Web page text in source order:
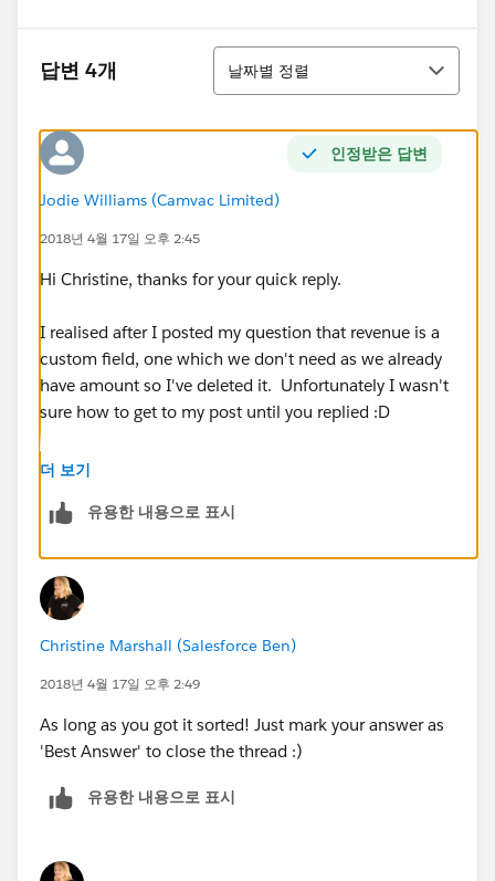
답변 4개
정렬
날짜별 정렬
인정받은 답변
Jodie Williams (Camvac Limited)
2018년 4월 17일 오후 2:45
Hi Christine, thanks for your quick reply.
I realised after I posted my question that revenue is a
custom field, one which we don't need as we already
have amount so I've deleted it. Unfortunately I wasn't
sure how to get to my post until you replied :D
Thank you anyway!
더 보기
유용한 내용으로 표시
Christine Marshall (Salesforce Ben)
2018년 4월 17일 오후 2:49
As long as you got it sorted! Just mark your answer as
'Best Answer' to close the thread :)
유용한 내용으로 표시